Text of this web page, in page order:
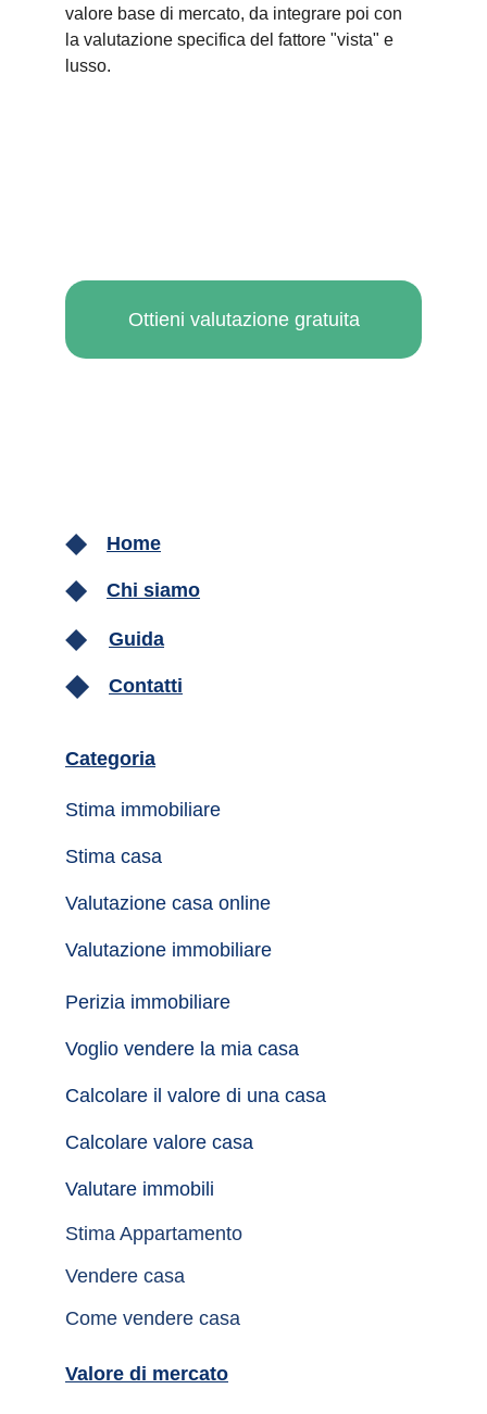
Ottieni valutazione gratuita
valore base di mercato, da integrare poi con
la valutazione specifica del fattore "vista" e
lusso.
Home
Guida
Contatti
Chi siamo
Categoria
Stima immobiliare
Stima casa
Valutazione casa online
Valutazione immobiliare
Valore di mercato
Perizia immobiliare
Stima Appartamento
Vendere casa
Come vendere casa
Voglio vendere la mia casa
Calcolare il valore di una casa
Calcolare valore casa
Valutare immobili